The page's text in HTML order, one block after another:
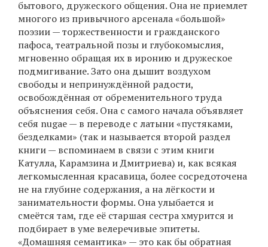
бытового, дружеского общения. Она не приемлет
многого из привычного арсенала «большой»
поэзии — торжественности и гражданского
пафоса, театральной позы и глубокомыслия,
мгновенно обращая их в иронию и дружеское
подмигивание. Зато она дышит воздухом
свободы и непринуждённой радости,
освобождённая от обременительного труда
объяснения себя. Она с самого начала объявляет
себя nugae — в переводе с латыни «пустяками,
безделками» (так и называется второй раздел
книги — вспоминаем в связи с этим книги
Катулла, Карамзина и Дмитриева) и, как всякая
легкомысленная красавица, более сосредоточена
не на глубине содержания, а на лёгкости и
занимательности формы. Она улыбается и
смеётся там, где её старшая сестра хмурится и
подбирает в уме велеречивые эпитеты.
«Домашняя семантика» — это как бы обратная